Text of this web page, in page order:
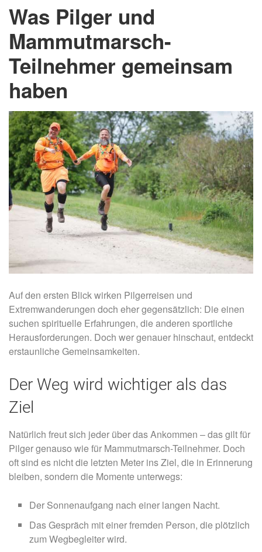
Was Pilger und
Mammutmarsch-
Teilnehmer gemeinsam
haben
Auf den ersten Blick wirken Pilgerreisen und
Extremwanderungen doch eher gegensätzlich: Die einen
suchen spirituelle Erfahrungen, die anderen sportliche
Herausforderungen. Doch wer genauer hinschaut, entdeckt
erstaunliche Gemeinsamkeiten.
Der Weg wird wichtiger als das
Ziel
Natürlich freut sich jeder über das Ankommen – das gilt für
Pilger genauso wie für Mammutmarsch-Teilnehmer. Doch
oft sind es nicht die letzten Meter ins Ziel, die in Erinnerung
bleiben, sondern die Momente unterwegs:
Der Sonnenaufgang nach einer langen Nacht.
Das Gespräch mit einer fremden Person, die plötzlich
zum Wegbegleiter wird.